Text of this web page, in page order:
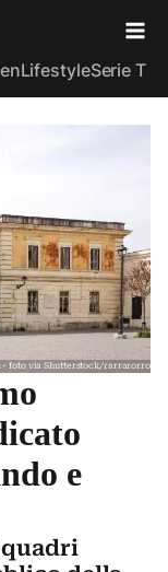
LifestyleSerie TV
- foto via Shutterstock/rarrarorro
e
quadri